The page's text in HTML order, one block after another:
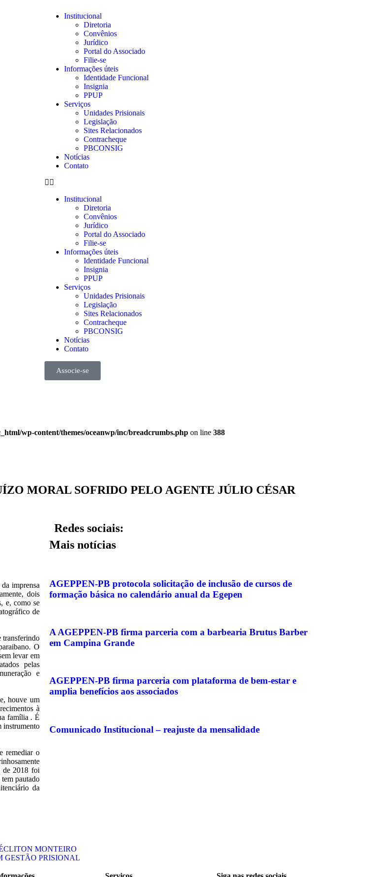
Institucional
Diretoria
Convênios
Jurídico
Portal do Associado
Filie-se
Informações úteis
Identidade Funcional
Insignia
PPUP
Serviços
Unidades Prisionais
Legislação
Sites Relacionados
Contracheque
PBCONSIG
Notícias
Contato
Institucional
Diretoria
Convênios
Jurídico
Portal do Associado
Filie-se
Informações úteis
Identidade Funcional
Insignia
PPUP
Serviços
Unidades Prisionais
Legislação
Sites Relacionados
Contracheque
PBCONSIG
Notícias
Contato
Associe-se
wp-content/themes/oceanwp/inc/breadcrumbs.php on line 388
MORAL SOFRIDO PELO AGENTE JÚLIO CÉSAR
imprensa
dois
e, como se
de
transferindo
O
levar em
pelas
e
houve um
à
família . É
instrumento
remediar o
de 2018 foi
pautado
da
Redes sociais:
Mais notícias
AGEPPEN-PB protocola solicitação de inclusão de cursos de
formação básica no calendário anual da Egepen
A AGEPPEN-PB firma parceria com a barbearia Brutus Barber
em Campina Grande
AGEPPEN-PB firma parceria com plataforma de bem-estar e
amplia benefícios aos associados
Comunicado Institucional – reajuste da mensalidade
MONTEIRO
GESTÃO PRISIONAL